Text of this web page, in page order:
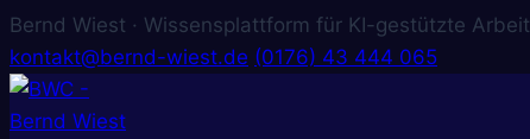
Bernd Wiest · Wissensplattform für KI-gestützte Arbeit
kontakt@bernd-wiest.de (0176) 43 444 065
Zum
Inhalt